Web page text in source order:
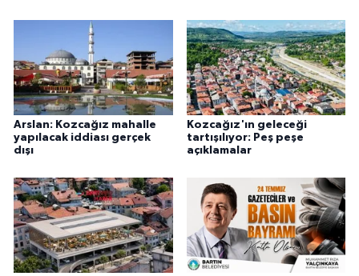
Arslan: Kozcağız mahalle
yapılacak iddiası gerçek
dışı
Kozcağız'ın geleceği
tartışılıyor: Peş peşe
açıklamalar